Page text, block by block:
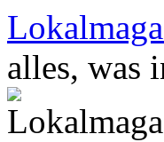
Zum
Inhalt
springen
alles, was